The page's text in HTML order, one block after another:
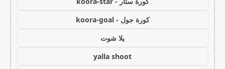
كورة جول - koora-goal
يلا شوت
yalla shoot